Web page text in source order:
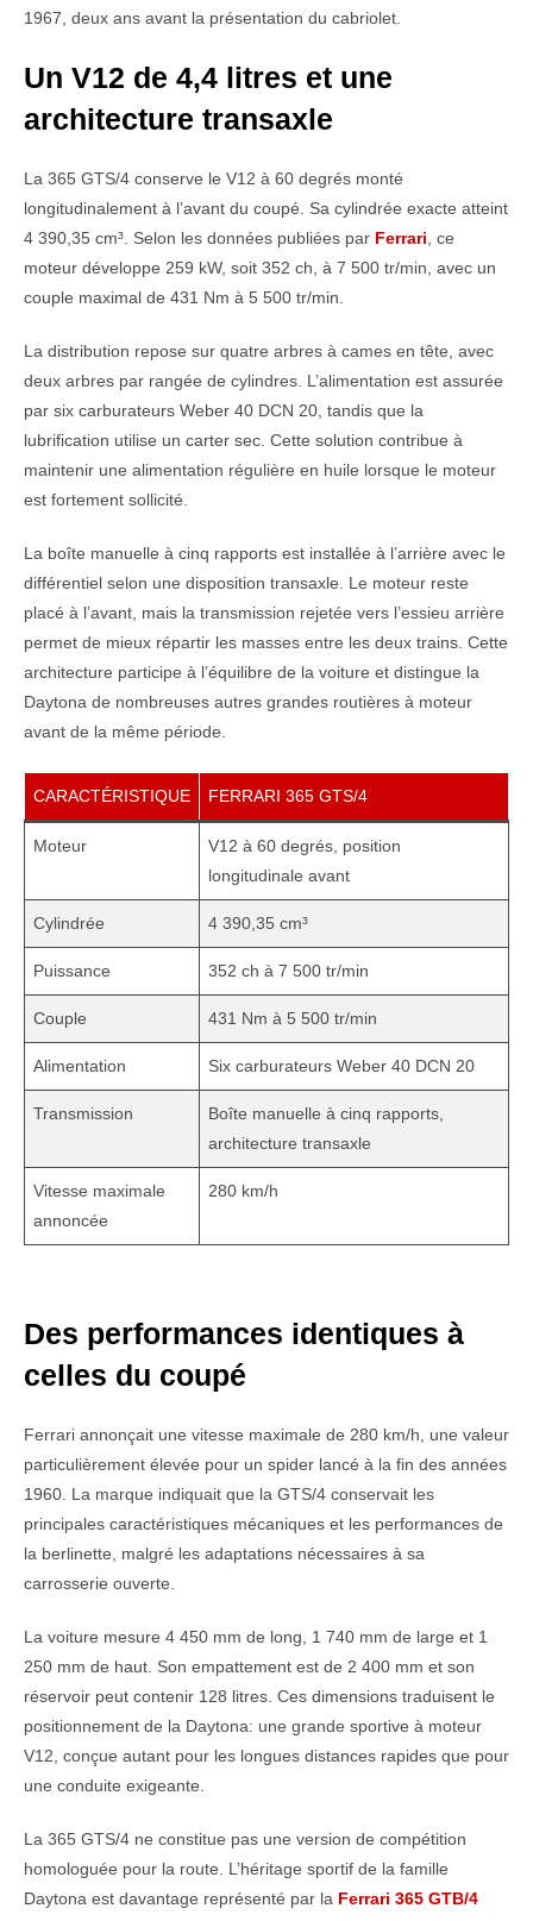
1967, deux ans avant la présentation du cabriolet.
Un V12 de 4,4 litres et une
architecture transaxle
La 365 GTS/4 conserve le V12 à 60 degrés monté
longitudinalement à l’avant du coupé. Sa cylindrée exacte atteint
4 390,35 cm³. Selon les données publiées par Ferrari , ce
moteur développe 259 kW, soit 352 ch, à 7 500 tr/min, avec un
couple maximal de 431 Nm à 5 500 tr/min.
La distribution repose sur quatre arbres à cames en tête, avec
deux arbres par rangée de cylindres. L’alimentation est assurée
par six carburateurs Weber 40 DCN 20, tandis que la
lubrification utilise un carter sec. Cette solution contribue à
maintenir une alimentation régulière en huile lorsque le moteur
est fortement sollicité.
La boîte manuelle à cinq rapports est installée à l’arrière avec le
différentiel selon une disposition transaxle. Le moteur reste
placé à l’avant, mais la transmission rejetée vers l’essieu arrière
permet de mieux répartir les masses entre les deux trains. Cette
architecture participe à l’équilibre de la voiture et distingue la
Daytona de nombreuses autres grandes routières à moteur
avant de la même période.
CARACTÉRISTIQUE FERRARI 365 GTS/4
Moteur
V12 à 60 degrés, position
longitudinale avant
Cylindrée 4 390,35 cm³
Puissance 352 ch à 7 500 tr/min
Couple 431 Nm à 5 500 tr/min
Alimentation Six carburateurs Weber 40 DCN 20
Transmission
Boîte manuelle à cinq rapports,
architecture transaxle
Vitesse maximale
annoncée
280 km/h
Des performances identiques à
celles du coupé
Ferrari annonçait une vitesse maximale de 280 km/h, une valeur
particulièrement élevée pour un spider lancé à la fin des années
1960. La marque indiquait que la GTS/4 conservait les
principales caractéristiques mécaniques et les performances de
la berlinette, malgré les adaptations nécessaires à sa
carrosserie ouverte.
La voiture mesure 4 450 mm de long, 1 740 mm de large et 1
250 mm de haut. Son empattement est de 2 400 mm et son
réservoir peut contenir 128 litres. Ces dimensions traduisent le
positionnement de la Daytona: une grande sportive à moteur
V12, conçue autant pour les longues distances rapides que pour
une conduite exigeante.
La 365 GTS/4 ne constitue pas une version de compétition
homologuée pour la route. L’héritage sportif de la famille
Daytona est davantage représenté par la Ferrari 365 GTB/4